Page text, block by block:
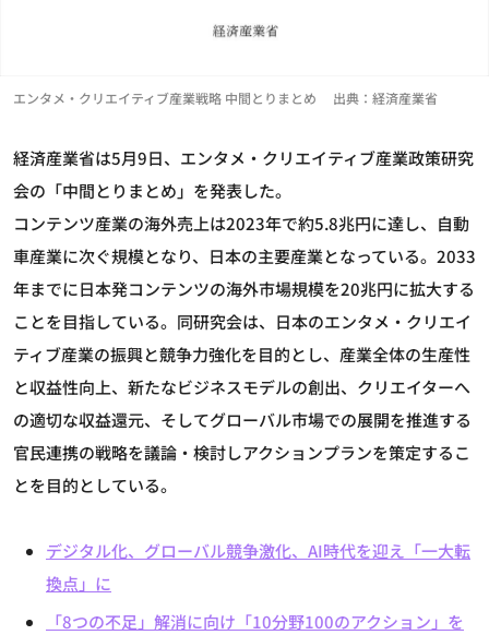
エンタメ・クリエイティブ産業戦略 中間とりまとめ 出典：経済産業省
経済産業省は5月9日、エンタメ・クリエイティブ産業政策研究
会の「中間とりまとめ」を発表した。
コンテンツ産業の海外売上は2023年で約5.8兆円に達し、自動
車産業に次ぐ規模となり、日本の主要産業となっている。2033
年までに日本発コンテンツの海外市場規模を20兆円に拡大する
ことを目指している。同研究会は、日本のエンタメ・クリエイ
ティブ産業の振興と競争力強化を目的とし、産業全体の生産性
と収益性向上、新たなビジネスモデルの創出、クリエイターへ
の適切な収益還元、そしてグローバル市場での展開を推進する
官民連携の戦略を議論・検討しアクションプランを策定するこ
とを目的としている。
デジタル化、グローバル競争激化、AI時代を迎え「一大転
換点」に
「8つの不足」解消に向け「10分野100のアクション」を